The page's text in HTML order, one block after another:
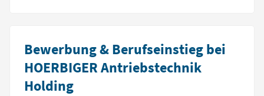
Bewerbung & Berufseinstieg bei
HOERBIGER Antriebstechnik
Holding